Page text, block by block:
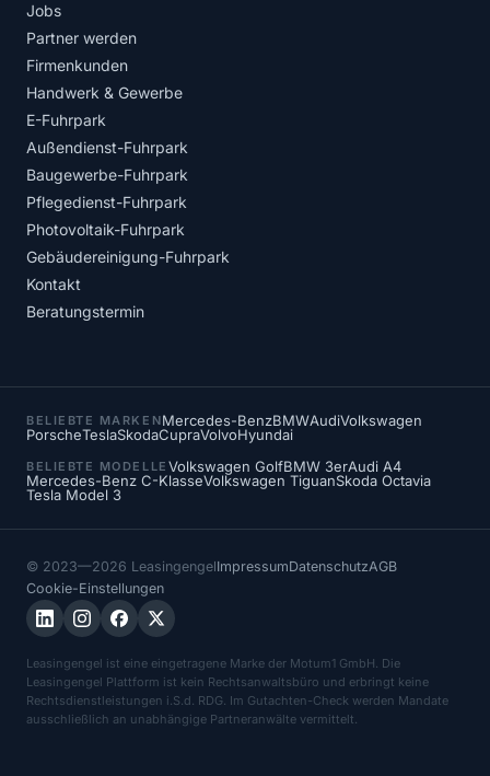
Jobs
Partner werden
Firmenkunden
Handwerk & Gewerbe
E-Fuhrpark
Außendienst-Fuhrpark
Baugewerbe-Fuhrpark
Pflegedienst-Fuhrpark
Photovoltaik-Fuhrpark
Gebäudereinigung-Fuhrpark
Kontakt
Beratungstermin
BELIEBTE MARKENMercedes-BenzBMWAudiVolkswagen
PorscheTeslaSkodaCupraVolvoHyundai
BELIEBTE MODELLE Volkswagen GolfBMW 3erAudi A4
Mercedes-Benz C-KlasseVolkswagen TiguanSkoda Octavia
Tesla Model 3
© 2023—2026 LeasingengelImpressumDatenschutzAGB
Cookie-Einstellungen
Leasingengel ist eine eingetragene Marke der Motum1 GmbH. Die
Leasingengel Plattform ist kein Rechtsanwaltsbüro und erbringt keine
Rechtsdienstleistungen i.S.d. RDG. Im Gutachten-Check werden Mandate
ausschließlich an unabhängige Partneranwälte vermittelt.